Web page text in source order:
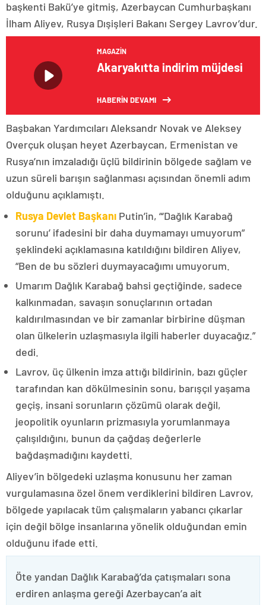
başkenti Bakü’ye gitmiş, Azerbaycan Cumhurbaşkanı
İlham Aliyev, Rusya Dışişleri Bakanı Sergey Lavrov’dur.
MAGAZIN
Akaryakıtta indirim müjdesi
HABERİN DEVAMI
Başbakan Yardımcıları Aleksandr Novak ve Aleksey
Overçuk oluşan heyet Azerbaycan, Ermenistan ve
Rusya’nın imzaladığı üçlü bildirinin bölgede sağlam ve
uzun süreli barışın sağlanması açısından önemli adım
olduğunu açıklamıştı.
Rusya Devlet Başkanı Putin’in, “‘Dağlık Karabağ
sorunu’ ifadesini bir daha duymamayı umuyorum”
şeklindeki açıklamasına katıldığını bildiren Aliyev,
“Ben de bu sözleri duymayacağımı umuyorum.
Umarım Dağlık Karabağ bahsi geçtiğinde, sadece
kalkınmadan, savaşın sonuçlarının ortadan
kaldırılmasından ve bir zamanlar birbirine düşman
olan ülkelerin uzlaşmasıyla ilgili haberler duyacağız.”
dedi.
Lavrov, üç ülkenin imza attığı bildirinin, bazı güçler
tarafından kan dökülmesinin sonu, barışçıl yaşama
geçiş, insani sorunların çözümü olarak değil,
jeopolitik oyunların prizmasıyla yorumlanmaya
çalışıldığını, bunun da çağdaş değerlerle
bağdaşmadığını kaydetti.
Aliyev’in bölgedeki uzlaşma konusunu her zaman
vurgulamasına özel önem verdiklerini bildiren Lavrov,
bölgede yapılacak tüm çalışmaların yabancı çıkarlar
için değil bölge insanlarına yönelik olduğundan emin
olduğunu ifade etti.
Öte yandan Dağlık Karabağ’da çatışmaları sona
erdiren anlaşma gereği Azerbaycan’a ait